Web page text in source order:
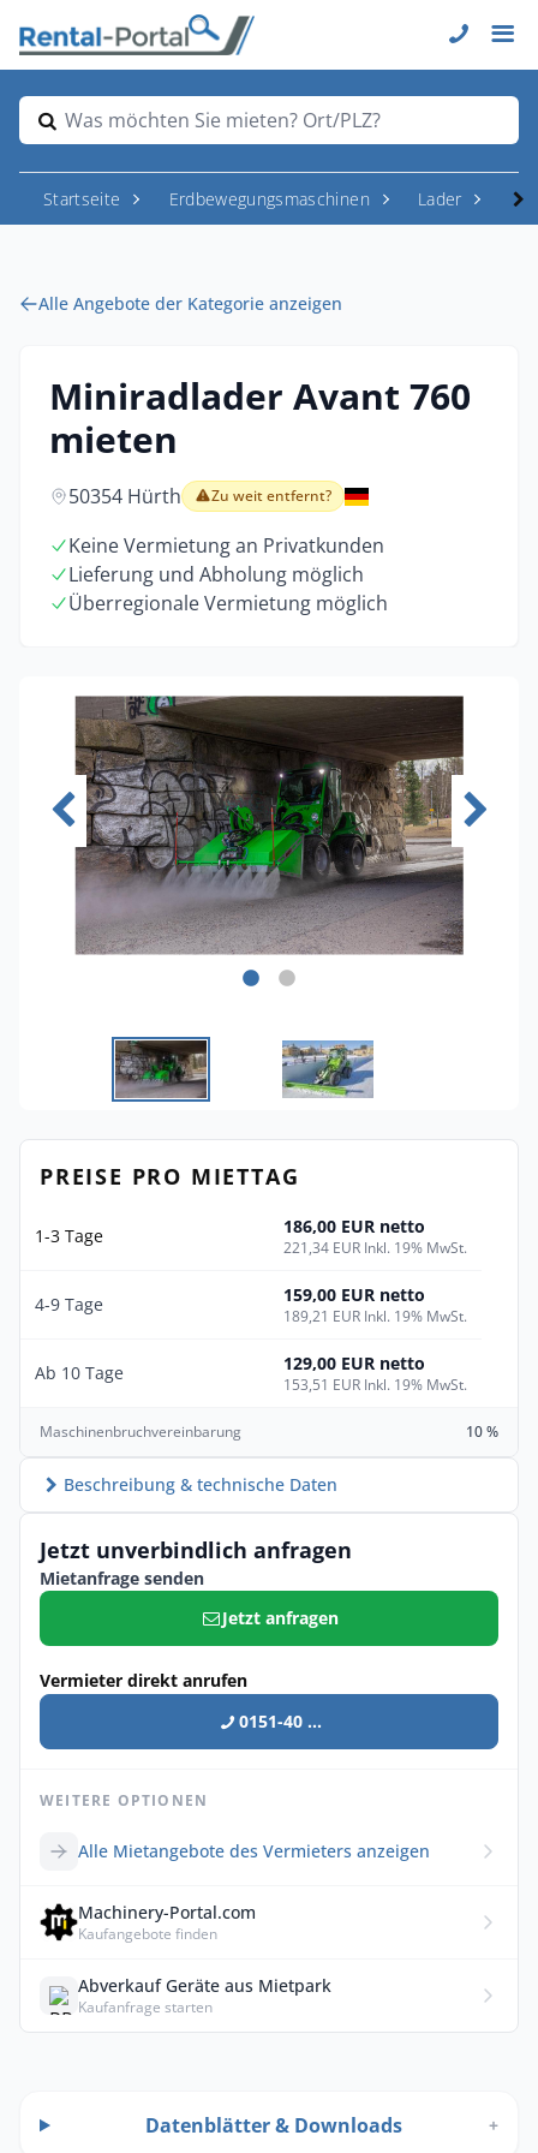
Was möchten Sie mieten? Ort/PLZ?
Startseite Erdbewegungsmaschinen Lader
Alle Angebote der Kategorie anzeigen
Miniradlader Avant 760
mieten
50354 Hürth Zu weit entfernt?
Keine Vermietung an Privatkunden
Lieferung und Abholung möglich
Überregionale Vermietung möglich
PREISE PRO MIETTAG
1-3 Tage 186,00 EUR netto
221,34 EUR Inkl. 19% MwSt.
4-9 Tage 159,00 EUR netto
189,21 EUR Inkl. 19% MwSt.
Ab 10 Tage 129,00 EUR netto
153,51 EUR Inkl. 19% MwSt.
Maschinenbruchvereinbarung 10 %
Beschreibung & technische Daten
Jetzt unverbindlich anfragen
Mietanfrage senden
Jetzt anfragen
Vermieter direkt anrufen
0151-40 ...
WEITERE OPTIONEN
Alle Mietangebote des Vermieters anzeigen
Machinery-Portal.com
Kaufangebote finden
Abverkauf Geräte aus Mietpark
Kaufanfrage starten
Datenblätter & Downloads +